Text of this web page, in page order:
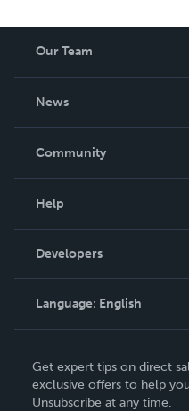
Our Team
News
In The News
Community
Podcast
Help
Order Lookup
Knowledge Base
Contact Support
Developers
Language: English
Deutsch
Français
Get expert tips on direct
exclusive offers to help
Unsubscribe at any time.